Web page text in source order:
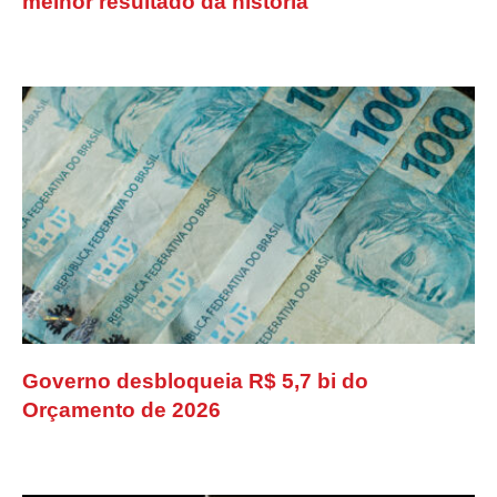
Governo desbloqueia R$ 5,7 bi do
Orçamento de 2026